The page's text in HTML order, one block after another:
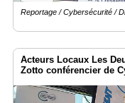
Reportage / Cybersécurité /
Acteurs Locaux Les
Zotto conférencier de